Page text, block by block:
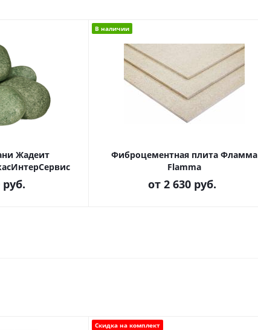
Жадеит
руб.
В наличии
Фиброцементная плита Фламма
Flamma
от 2 630 руб.
Скидка на комплект